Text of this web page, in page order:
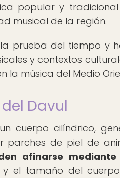
popular y
musical de la región.
prueba del tiempo y
y contextos
la música del Medio
Davul
cuerpo cilíndrico,
parches de piel de
afinarse
el tamaño del